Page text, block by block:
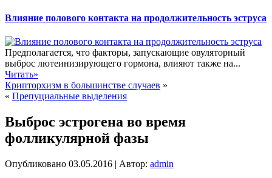
Влияние полового контакта на продолжительность эструса
Предполагается, что факторы, запускающие овуляторный
выброс лютеинизирующего гормона, влияют также на...
Читать»
Крипторхизм в большинстве случаев »
« Препуциальные выделения
Выброс эстрогена во время
фолликулярной фазы
Опубликовано 03.05.2016 | Автор: admin